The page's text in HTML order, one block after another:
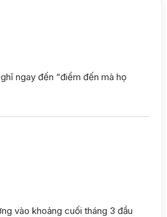
ngay đến “điểm đến mà họ
vào khoảng cuối tháng 3 đầu